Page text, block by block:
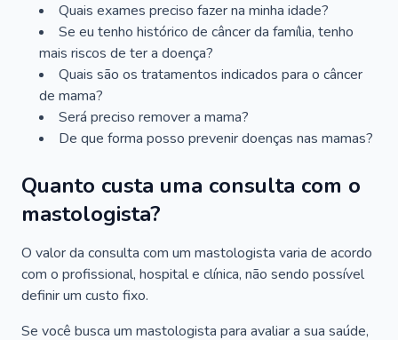
Quais exames preciso fazer na minha idade?
Se eu tenho histórico de câncer da família, tenho
mais riscos de ter a doença?
Quais são os tratamentos indicados para o câncer
de mama?
Será preciso remover a mama?
De que forma posso prevenir doenças nas mamas?
Quanto custa uma consulta com o
mastologista?
O valor da consulta com um mastologista varia de acordo
com o profissional, hospital e clínica, não sendo possível
definir um custo fixo.
Se você busca um mastologista para avaliar a sua saúde,